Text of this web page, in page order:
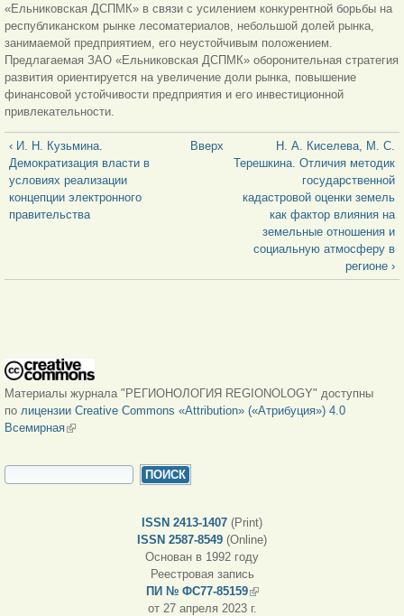
«Ельниковская ДСПМК» в связи с усилением конкурентной борьбы на
республиканском рынке лесоматериалов, небольшой долей рынка,
занимаемой предприятием, его неустойчивым положением.
Предлагаемая ЗАО «Ельниковская ДСПМК» оборонительная стратегия
развития ориентируется на увеличение доли рынка, повышение
финансовой устойчивости предприятия и его инвестиционной
привлекательности.
‹ И. Н. Кузьмина.
Демократизация власти в
условиях реализации
концепции электронного
правительства
Вверх
Н. А. Киселева, М. С.
Терешкина. Отличия методик
государственной
кадастровой оценки земель
как фактор влияния на
земельные отношения и
социальную атмосферу в
регионе ›
Материалы журнала "РЕГИОНОЛОГИЯ REGIONOLOGY" доступны
по лицензии Creative Commons «Attribution» («Атрибуция») 4.0
Всемирная(внешняя ссылка)
ФОРМА ПОИСКА
ISSN 2413-1407 (Print)
ISSN 2587-8549 (Online)
Основан в 1992 году
Реестровая запись
ПИ № ФС77-85159(внешняя ссылка)
от 27 апреля 2023 г.